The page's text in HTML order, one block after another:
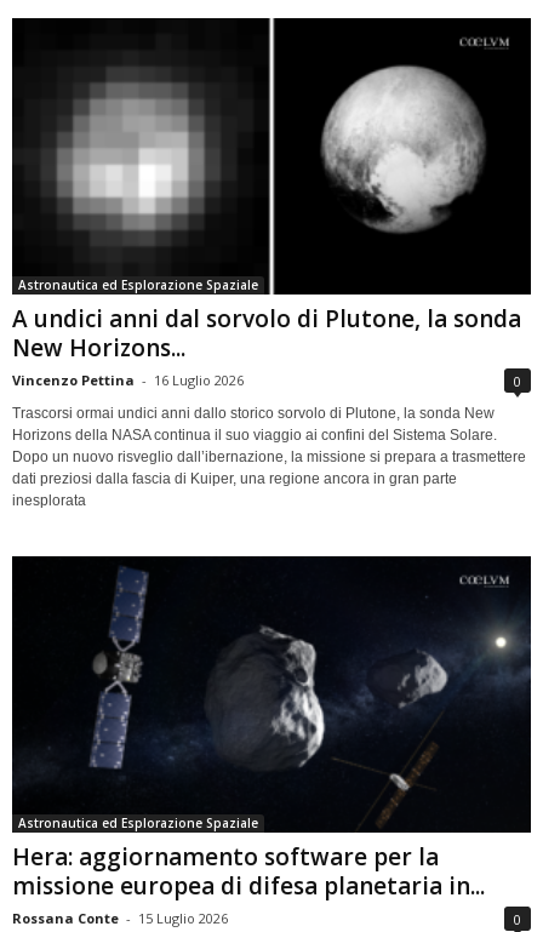
Astronautica ed Esplorazione Spaziale
A undici anni dal sorvolo di Plutone, la sonda
New Horizons...
Vincenzo Pettina - 16 Luglio 2026 0
Trascorsi ormai undici anni dallo storico sorvolo di Plutone, la sonda New
Horizons della NASA continua il suo viaggio ai confini del Sistema Solare.
Dopo un nuovo risveglio dall’ibernazione, la missione si prepara a trasmettere
dati preziosi dalla fascia di Kuiper, una regione ancora in gran parte
inesplorata
Astronautica ed Esplorazione Spaziale
Hera: aggiornamento software per la
missione europea di difesa planetaria in...
Rossana Conte - 15 Luglio 2026 0